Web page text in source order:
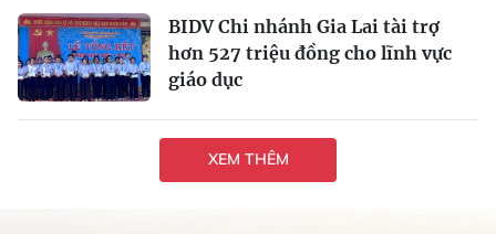
BIDV Chi nhánh Gia Lai tài trợ
hơn 527 triệu đồng cho lĩnh vực
giáo dục
XEM THÊM